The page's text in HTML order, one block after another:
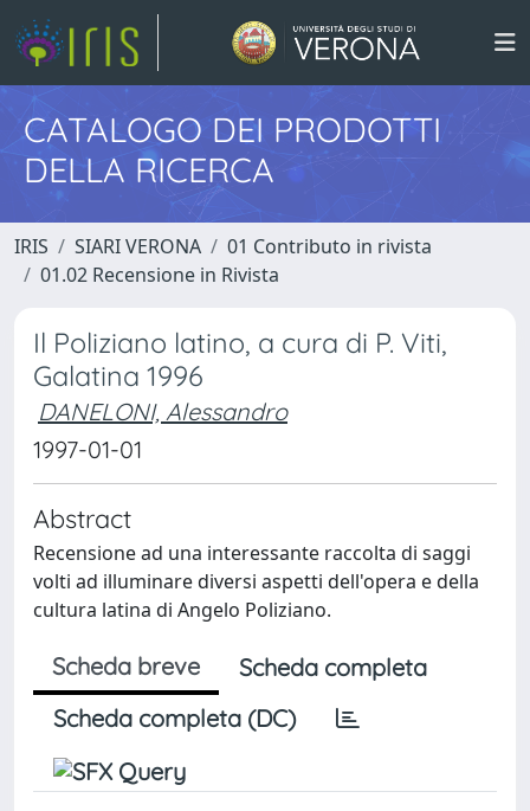
CATALOGO DEI PRODOTTI
DELLA RICERCA
IRIS SIARI VERONA
01 Contributo in rivista
01.02 Recensione in Rivista
Il Poliziano latino, a cura di P. Viti,
Galatina 1996
DANELONI, Alessandro
1997-01-01
Abstract
Recensione ad una interessante raccolta di saggi
volti ad illuminare diversi aspetti dell'opera e della
cultura latina di Angelo Poliziano.
Scheda breve
Scheda completa
Scheda completa (DC)